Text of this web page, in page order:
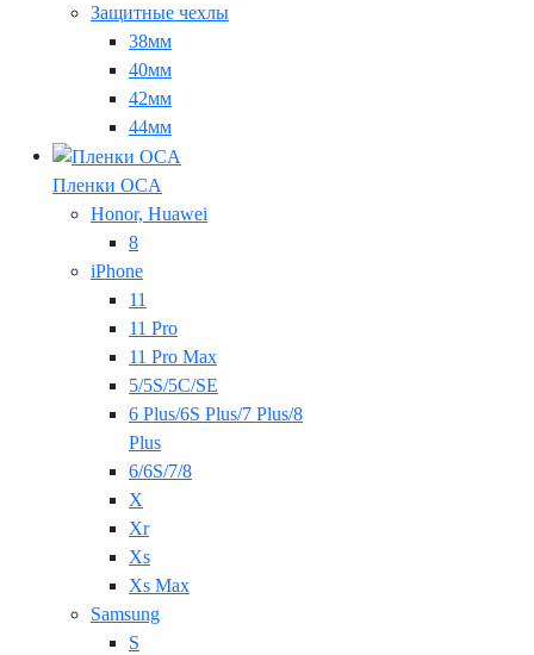
Защитные чехлы
38мм
40мм
42мм
44мм
Пленки OCA
Honor, Huawei
8
iPhone
11
11 Pro
11 Pro Max
5/5S/5C/SE
6 Plus/6S Plus/7 Plus/8
Plus
6/6S/7/8
X
Xr
Xs
Xs Max
Samsung
S